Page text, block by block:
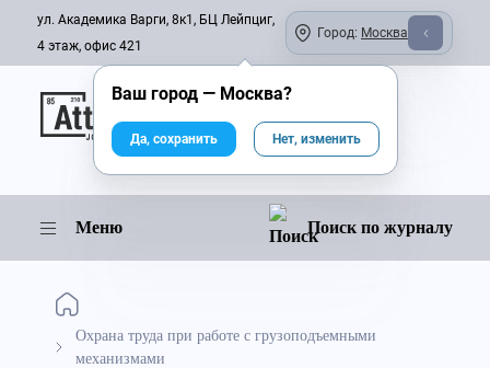
ул. Академика Варги, 8к1, БЦ Лейпциг,
4 этаж, офис 421
Город: Москва
Онлайн-журнал
Меню Поиск по журналу
Охрана труда при работе с грузоподъемными
механизмами
Ваш город — Москва?
Да, сохранить Нет, изменить